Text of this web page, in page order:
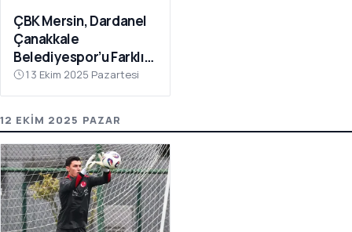
ÇBK Mersin, Dardanel
Çanakkale
Belediyespor’u Farklı
Geçti: 112-78
13 Ekim 2025 Pazartesi
12 EKIM 2025 PAZAR